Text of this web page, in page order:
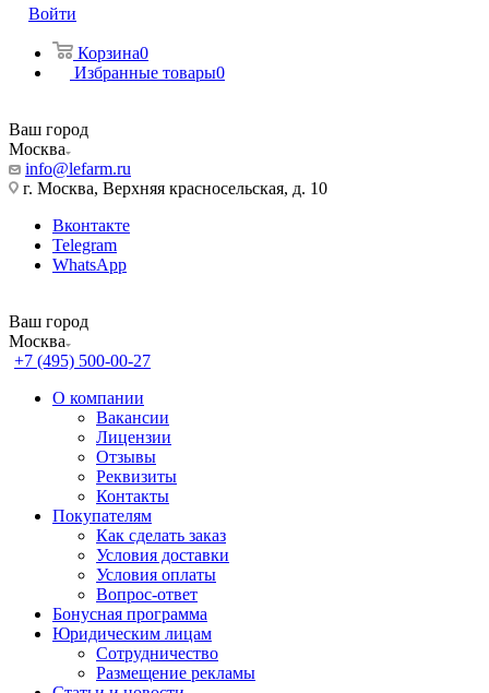
Войти
Корзина0
Избранные товары0
Ваш город
Москва
info@lefarm.ru
г. Москва, Верхняя красносельская, д. 10
Вконтакте
Telegram
WhatsApp
Ваш город
Москва
+7 (495) 500-00-27
О компании
Вакансии
Лицензии
Отзывы
Реквизиты
Контакты
Покупателям
Как сделать заказ
Условия доставки
Условия оплаты
Вопрос-ответ
Бонусная программа
Юридическим лицам
Сотрудничество
Размещение рекламы